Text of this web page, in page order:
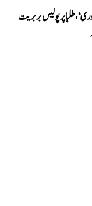
طلبا پر پولیس بربریت